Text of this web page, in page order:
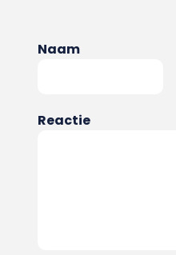
Naam
Reactie